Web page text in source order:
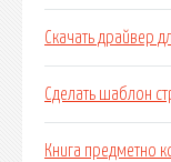
Скачать драйвер
Сделать шаблон
Книга предметно